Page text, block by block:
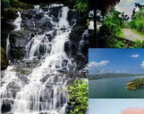
Tempat-tempat
di Meghalaya ini
dikunjungi
menulis Taufiq Al Jufri Jul 31, 2023
Apa ceritanya